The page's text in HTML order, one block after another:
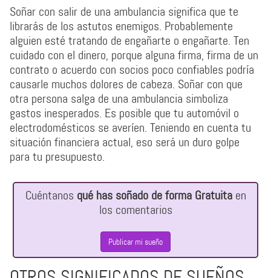
Soñar con salir de una ambulancia significa que te
librarás de los astutos enemigos. Probablemente
alguien esté tratando de engañarte o engañarte. Ten
cuidado con el dinero, porque alguna firma, firma de un
contrato o acuerdo con socios poco confiables podría
causarle muchos dolores de cabeza. Soñar con que
otra persona salga de una ambulancia simboliza
gastos inesperados. Es posible que tu automóvil o
electrodomésticos se averíen. Teniendo en cuenta tu
situación financiera actual, eso será un duro golpe
para tu presupuesto.
Cuéntanos qué has soñado de forma Gratuitaen
los comentarios
Publicar mi sueño